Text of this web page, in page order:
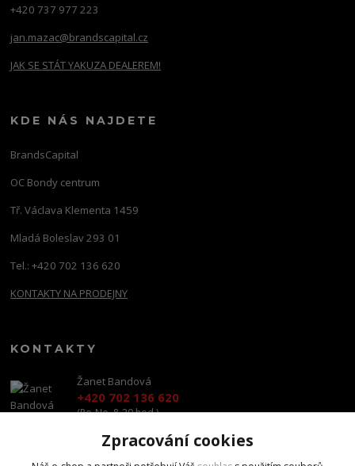
+420 737 977 223
jan.mazac@brandscapital.cz
JAK SE STÁT YAKUZA DEALEREM!
KDE NÁS NAJDETE
BrandsCapital
OC Bondy centrum
Tř. Václava Klementa 1459
Mladá Boleslav 293 01
Tel.: +420 702 136 620
KONTAKTY NA PRODEJNY
KONTAKTY
Žanet Bandová
+420 702 136 620
(Po-Ne, 8-20 hod.)
shop@brandscapital.cz
Zpracování cookies